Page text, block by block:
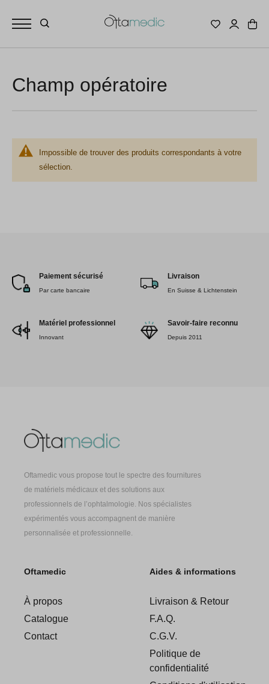
Champ opératoire
Impossible de trouver des produits correspondants à votre
sélection.
Paiement sécurisé
Par carte bancaire
Livraison
En Suisse & Lichtenstein
Matériel professionnel
Innovant
Savoir-faire reconnu
Depuis 2011
Oftamedic vous propose tout le spectre des fournitures
de matériels médicaux et des solutions aux
professionnels de l’ophtalmologie. Nos spécialistes
expérimentés vous accompagnent de manière
personnalisée et professionnelle.
Oftamedic
À propos
Catalogue
Contact
Aides & informations
Livraison & Retour
F.A.Q.
C.G.V.
Politique de
confidentialité